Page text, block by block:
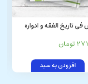
و ادواره
افزودن به سبد